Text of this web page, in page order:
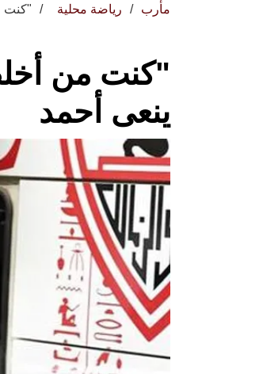
مأرب رياضة محلية "كنت
"كنت من
ينعى أحمد